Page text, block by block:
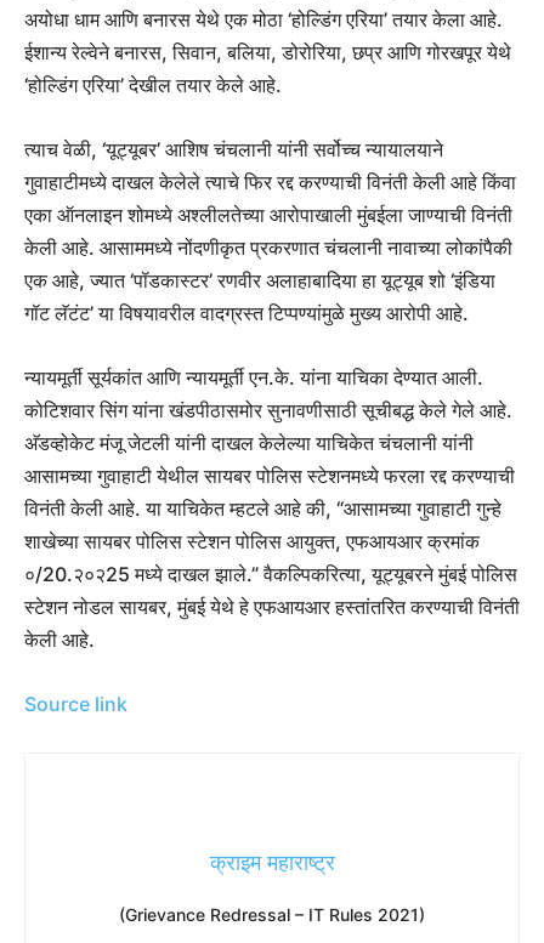
अयोधा धाम आणि बनारस येथे एक मोठा ‘होल्डिंग एरिया’ तयार केला आहे.
ईशान्य रेल्वेने बनारस, सिवान, बलिया, डोरोरिया, छप्र आणि गोरखपूर येथे
‘होल्डिंग एरिया’ देखील तयार केले आहे.
त्याच वेळी, ‘यूट्यूबर’ आशिष चंचलानी यांनी सर्वोच्च न्यायालयाने
गुवाहाटीमध्ये दाखल केलेले त्याचे फिर रद्द करण्याची विनंती केली आहे किंवा
एका ऑनलाइन शोमध्ये अश्लीलतेच्या आरोपाखाली मुंबईला जाण्याची विनंती
केली आहे. आसाममध्ये नोंदणीकृत प्रकरणात चंचलानी नावाच्या लोकांपैकी
एक आहे, ज्यात ‘पॉडकास्टर’ रणवीर अलाहाबादिया हा यूट्यूब शो ‘इंडिया
गॉट लॅटंट’ या विषयावरील वादग्रस्त टिप्पण्यांमुळे मुख्य आरोपी आहे.
न्यायमूर्ती सूर्यकांत आणि न्यायमूर्ती एन.के. यांना याचिका देण्यात आली.
कोटिशवार सिंग यांना खंडपीठासमोर सुनावणीसाठी सूचीबद्ध केले गेले आहे.
अ‍ॅडव्होकेट मंजू जेटली यांनी दाखल केलेल्या याचिकेत चंचलानी यांनी
आसामच्या गुवाहाटी येथील सायबर पोलिस स्टेशनमध्ये फरला रद्द करण्याची
विनंती केली आहे. या याचिकेत म्हटले आहे की, “आसामच्या गुवाहाटी गुन्हे
शाखेच्या सायबर पोलिस स्टेशन पोलिस आयुक्त, एफआयआर क्रमांक
०/20.२०२25 मध्ये दाखल झाले.” वैकल्पिकरित्या, यूट्यूबरने मुंबई पोलिस
स्टेशन नोडल सायबर, मुंबई येथे हे एफआयआर हस्तांतरित करण्याची विनंती
केली आहे.
Source link
क्राइम महाराष्ट्र
(Grievance Redressal – IT Rules 2021)